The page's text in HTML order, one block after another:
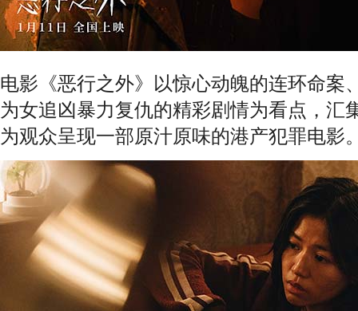
电影《恶行之外》以惊心动魄的连环命案
为女追凶暴力复仇的精彩剧情为看点，汇
为观众呈现一部原汁原味的港产犯罪电影